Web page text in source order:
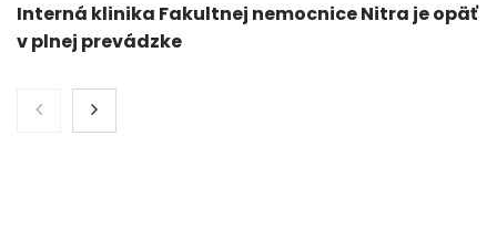
Interná klinika Fakultnej nemocnice Nitra je opäť
v plnej prevádzke